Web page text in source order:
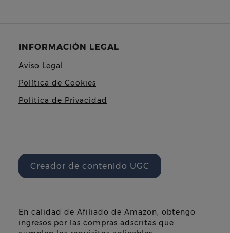
INFORMACIÓN LEGAL
Aviso Legal
Política de Cookies
Política de Privacidad
Creador de contenido UGC
En calidad de Afiliado de Amazon, obtengo
ingresos por las compras adscritas que